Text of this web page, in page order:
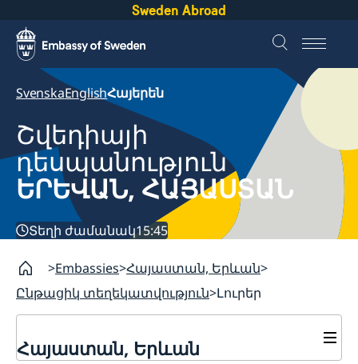
Sweden Abroad
SvenskaEnglishՀայերեն
Շվեդիայի
դեսպանություն
ԵՐԵՎԱՆ, ՀԱՅԱՍՏԱՆ
Տեղի ժամանակ15:45
Embassies Հայաստան, Երևան
Ընթացիկ տեղեկատվություն Լուրեր
Հայաստան, Երևան